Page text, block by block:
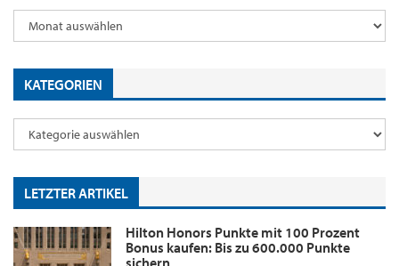
KATEGORIEN
LETZTER ARTIKEL
Hilton Honors Punkte mit 100 Prozent
Bonus kaufen: Bis zu 600.000 Punkte